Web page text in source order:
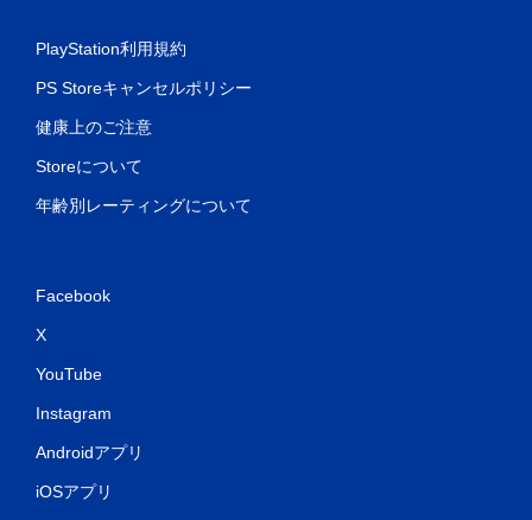
PlayStation利用規約
PS Storeキャンセルポリシー
健康上のご注意
Storeについて
年齢別レーティングについて
Facebook
X
YouTube
Instagram
Androidアプリ
iOSアプリ